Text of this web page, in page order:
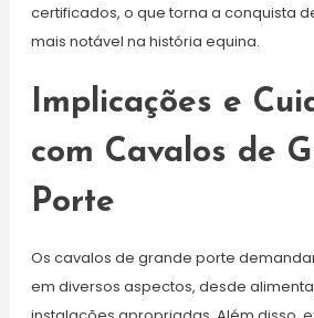
certificados, o que torna a conquista
mais notável na história equina.
Implicações e
com Cavalos de
Porte
Os cavalos de grande porte
em diversos aspectos, desde